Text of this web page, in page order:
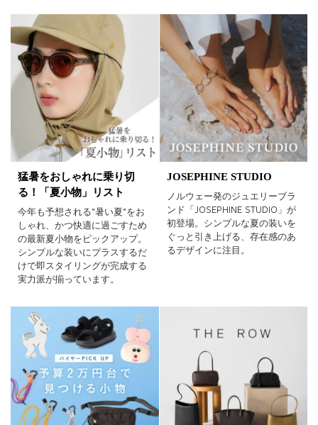
猛暑をおしゃれに乗り切
る！「夏小物」リスト
今年も予想される“暑い夏”をお
しゃれ、かつ快適に過ごすため
の最新夏小物をピックアップ。
シンプルな装いにプラスするだ
けで即スタイリングが完成する
実力派が揃っています。
JOSEPHINE STUDIO
ノルウェー発のジュエリーブラ
ンド「JOSEPHINE STUDIO」が
初登場。シンプルな夏の装いを
ぐっと引き上げる、存在感のあ
るデザインに注目。